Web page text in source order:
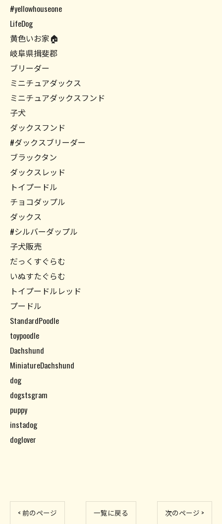
#yellowhouseone
LifeDog
黄色いお家🏠
岐阜県揖斐郡
ブリーダー
ミニチュアダックス
ミニチュアダックスフンド
子犬
ダックスフンド
#ダックスブリーダー
ブラックタン
ダックスレッド
トイプードル
チョコダップル
ダックス
#シルバーダップル
子犬販売
だっくすぐらむ
いぬすたぐらむ
トイプードルレッド
プードル
StandardPoodle
toypoodle
Dachshund
MiniatureDachshund
dog
dogstsgram
puppy
instadog
doglover
< 前のページ 一覧に戻る 次のページ >